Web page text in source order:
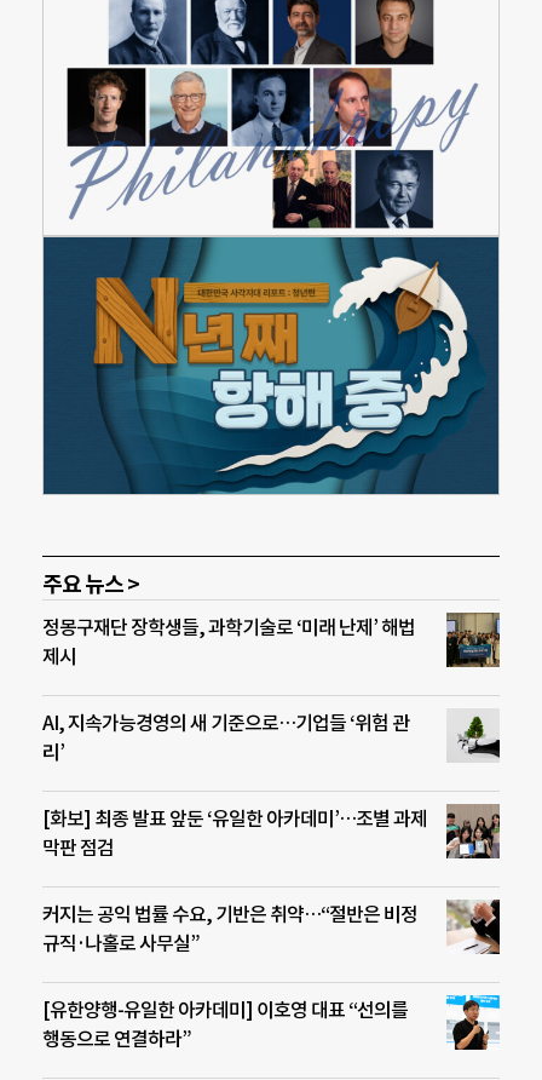
주요 뉴스 >
정몽구재단 장학생들, 과학기술로 ‘미래 난제’ 해법
제시
AI, 지속가능경영의 새 기준으로…기업들 ‘위험 관
리’
[화보] 최종 발표 앞둔 ‘유일한 아카데미’…조별 과제
막판 점검
커지는 공익 법률 수요, 기반은 취약…“절반은 비정
규직·나홀로 사무실”
[유한양행-유일한 아카데미] 이호영 대표 “선의를
행동으로 연결하라”